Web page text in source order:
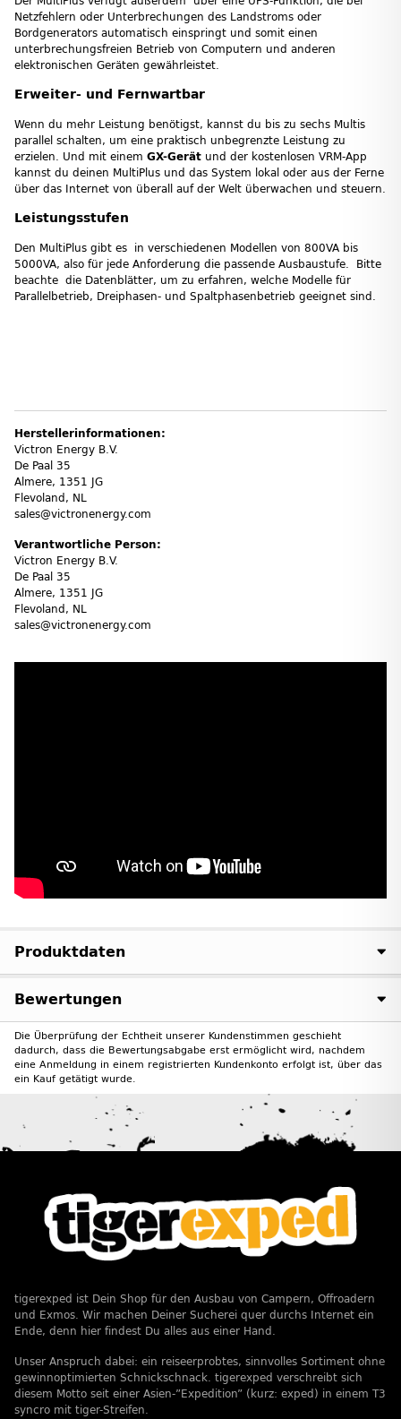
Netzfehlern oder Unterbrechungen des Landstroms oder
Bordgenerators automatisch einspringt und somit einen
unterbrechungsfreien Betrieb von Computern und anderen
elektronischen Geräten gewährleistet.
Erweiter- und Fernwartbar
Wenn du mehr Leistung benötigst, kannst du bis zu sechs Multis
parallel schalten, um eine praktisch unbegrenzte Leistung zu
erzielen. Und mit einem GX-Gerät und der kostenlosen VRM-App
kannst du deinen MultiPlus und das System lokal oder aus der Ferne
über das Internet von überall auf der Welt überwachen und steuern.
Leistungsstufen
Den MultiPlus gibt es in verschiedenen Modellen von 800VA bis
5000VA, also für jede Anforderung die passende Ausbaustufe. Bitte
beachte die Datenblätter, um zu erfahren, welche Modelle für
Parallelbetrieb, Dreiphasen- und Spaltphasenbetrieb geeignet sind.
Herstellerinformationen:
Victron Energy B.V.
De Paal 35
Almere, 1351 JG
Flevoland, NL
sales@victronenergy.com
Verantwortliche Person:
Victron Energy B.V.
De Paal 35
Almere, 1351 JG
Flevoland, NL
sales@victronenergy.com
Produktdaten
Bewertungen
Die Überprüfung der Echtheit unserer Kundenstimmen geschieht
dadurch, dass die Bewertungsabgabe erst ermöglicht wird, nachdem
eine Anmeldung in einem registrierten Kundenkonto erfolgt ist, über das
ein Kauf getätigt wurde.
tigerexped ist Dein Shop für den Ausbau von Campern, Offroadern
und Exmos. Wir machen Deiner Sucherei quer durchs Internet ein
Ende, denn hier findest Du alles aus einer Hand.
Unser Anspruch dabei: ein reiseerprobtes, sinnvolles Sortiment ohne
gewinnoptimierten Schnickschnack. tigerexped verschreibt sich
diesem Motto seit einer Asien-”Expedition” (kurz: exped) in einem T3
syncro mit tiger-Streifen.